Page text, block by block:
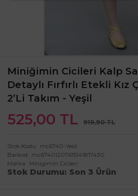
Miniğimin Cicileri Kalp
Detaylı Fırfırlı Etekli Kız
2’li Takım - Yeşil
525,00 TL 919,90 TL
Stok Kodu
mc6740-Yesil
Barkod
mc67401207615141817430
Marka
Minigimin Cicileri
Stok Durumu Son 3 Ürün